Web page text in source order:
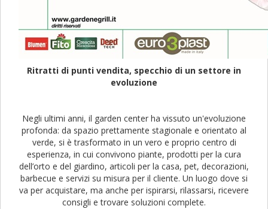
Ritratti di punti vendita, specchio di un settore in
evoluzione
Negli ultimi anni, il garden center ha vissuto un'evoluzione
profonda: da spazio prettamente stagionale e orientato al
verde, si è trasformato in un vero e proprio centro di
esperienza, in cui convivono piante, prodotti per la cura
dell’orto e del giardino, articoli per la casa, pet, decorazioni,
barbecue e servizi su misura per il cliente. Un luogo dove si
va per acquistare, ma anche per ispirarsi, rilassarsi, ricevere
consigli e trovare soluzioni complete.